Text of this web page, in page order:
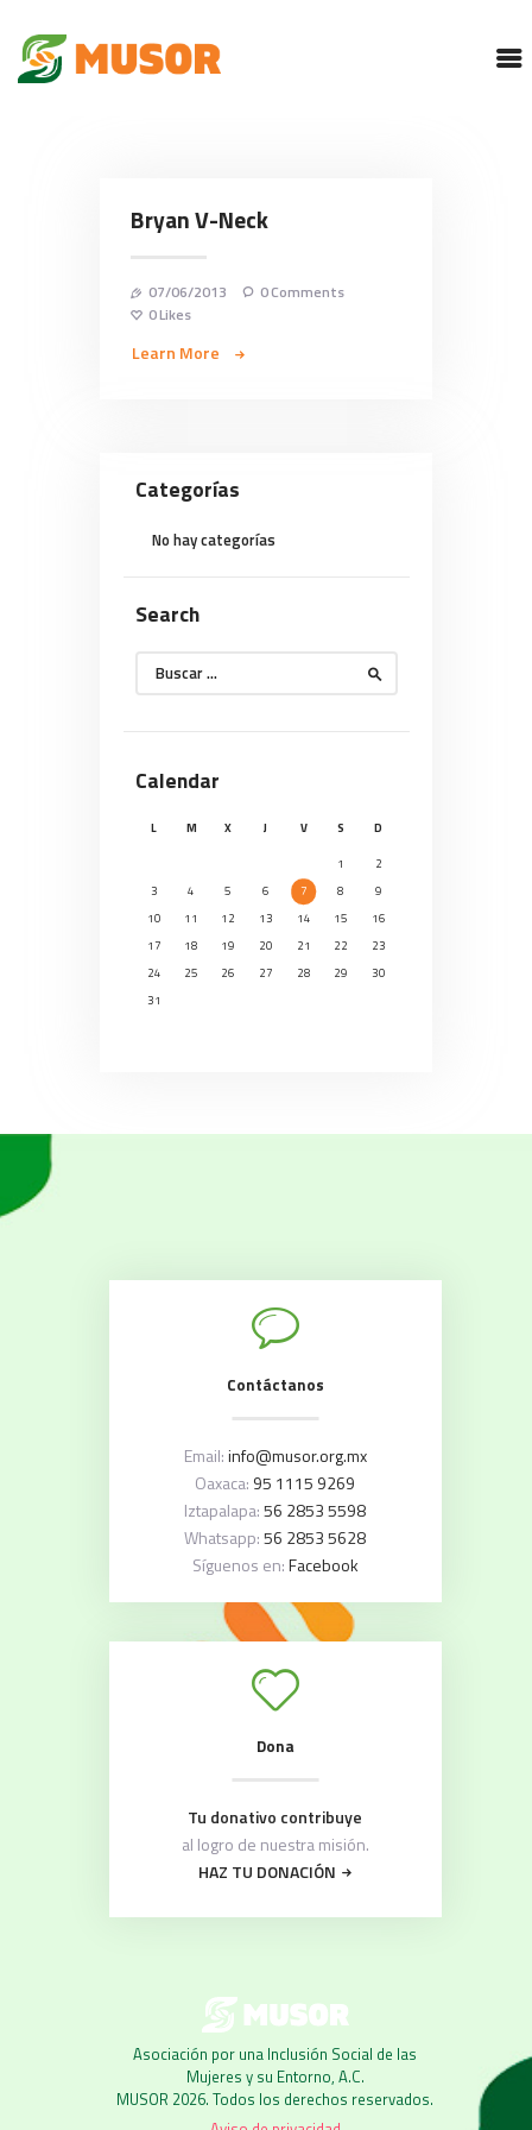
CORREO INSTITUCIONAL
Bryan V-Neck
07/06/2013 0Comments
0Likes
Learn More
Categorías
No hay categorías
Search
Buscar:
Calendar
L M X J V S
D
1
2
3
4 5 6 7 8
9
10
11 12 13 14 15
16
17
18 19 20 21 22
23
24
25 26 27 28 29
30
31
Contáctanos
Email:info@musor.org.mx
Oaxaca: 95 1115 9269
Iztapalapa:56 2853 5598
Whatsapp:56 2853 5628
Síguenos en:Facebook
Dona
Tu donativo contribuye
al logro de nuestra misión.
HAZ TU DONACIÓN
Asociación por una Inclusión Social de las
Mujeres y su Entorno, A.C.
MUSOR 2026. Todos los derechos reservados.